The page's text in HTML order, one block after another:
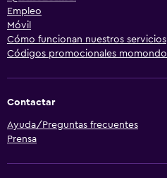
Empleo
Móvil
Cómo funcionan nuestros servicios
Códigos promocionales momondo
Contactar
Ayuda/Preguntas frecuentes
Prensa